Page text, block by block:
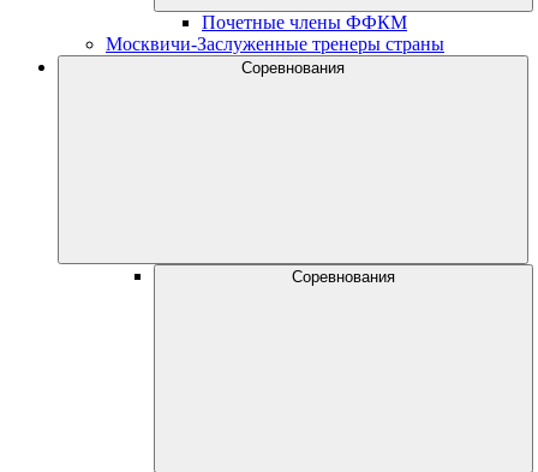
Почетные члены ФФКМ
Москвичи-Заслуженные тренеры страны
Соревнования
Соревнования